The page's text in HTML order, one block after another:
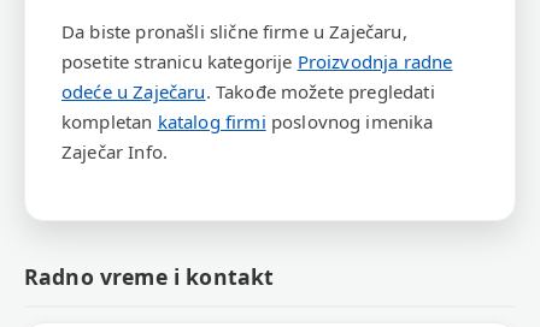
Da biste pronašli slične firme u Zaječaru,
posetite stranicu kategorije Proizvodnja radne
odeće u Zaječaru. Takođe možete pregledati
kompletan katalog firmi poslovnog imenika
Zaječar Info.
Radno vreme i kontakt